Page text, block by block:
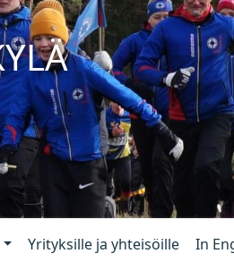
Yrityksille ja yhteisöille In